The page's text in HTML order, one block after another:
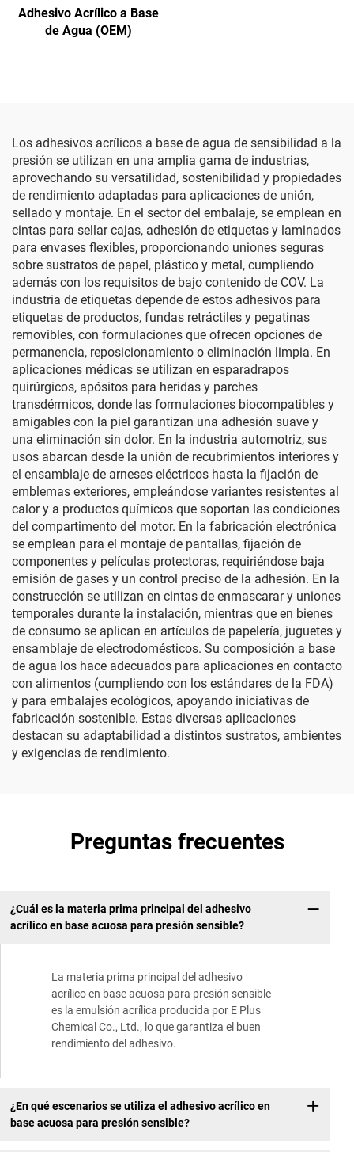
Adhesivo Acrílico a Base
de Agua (OEM)
Los adhesivos acrílicos a base de agua de sensibilidad a la
presión se utilizan en una amplia gama de industrias,
aprovechando su versatilidad, sostenibilidad y propiedades
de rendimiento adaptadas para aplicaciones de unión,
sellado y montaje. En el sector del embalaje, se emplean en
cintas para sellar cajas, adhesión de etiquetas y laminados
para envases flexibles, proporcionando uniones seguras
sobre sustratos de papel, plástico y metal, cumpliendo
además con los requisitos de bajo contenido de COV. La
industria de etiquetas depende de estos adhesivos para
etiquetas de productos, fundas retráctiles y pegatinas
removibles, con formulaciones que ofrecen opciones de
permanencia, reposicionamiento o eliminación limpia. En
aplicaciones médicas se utilizan en esparadrapos
quirúrgicos, apósitos para heridas y parches
transdérmicos, donde las formulaciones biocompatibles y
amigables con la piel garantizan una adhesión suave y
una eliminación sin dolor. En la industria automotriz, sus
usos abarcan desde la unión de recubrimientos interiores y
el ensamblaje de arneses eléctricos hasta la fijación de
emblemas exteriores, empleándose variantes resistentes al
calor y a productos químicos que soportan las condiciones
del compartimento del motor. En la fabricación electrónica
se emplean para el montaje de pantallas, fijación de
componentes y películas protectoras, requiriéndose baja
emisión de gases y un control preciso de la adhesión. En la
construcción se utilizan en cintas de enmascarar y uniones
temporales durante la instalación, mientras que en bienes
de consumo se aplican en artículos de papelería, juguetes y
ensamblaje de electrodomésticos. Su composición a base
de agua los hace adecuados para aplicaciones en contacto
con alimentos (cumpliendo con los estándares de la FDA)
y para embalajes ecológicos, apoyando iniciativas de
fabricación sostenible. Estas diversas aplicaciones
destacan su adaptabilidad a distintos sustratos, ambientes
y exigencias de rendimiento.
Preguntas frecuentes
¿Cuál es la materia prima principal del adhesivo
acrílico en base acuosa para presión sensible?
La materia prima principal del adhesivo
acrílico en base acuosa para presión sensible
es la emulsión acrílica producida por E Plus
Chemical Co., Ltd., lo que garantiza el buen
rendimiento del adhesivo.
¿En qué escenarios se utiliza el adhesivo acrílico en
base acuosa para presión sensible?